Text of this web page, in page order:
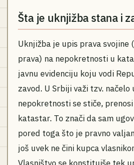
Šta je uknjižba stana i
Uknjižba je upis prava svojine
prava) na nepokretnosti u
javnu evidenciju koju vodi
zavod. U Srbiji važi tzv.
nepokretnosti se stiče,
katastar. To znači da sam
pored toga što je pravno
još uvek ne čini kupca
Vlasništvo se konstituiše tek